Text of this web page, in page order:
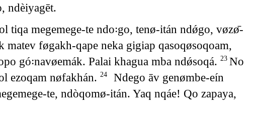
ndèiyagēt.
tiqa megemege-te ndo꞉go, tenø-itán ndǿgo, vøzø̄-
føgakh-qape neka gigiap qasoqøsoqoam,
gó꞉navøemák. Palai khagua mba ndǿsoqá. 23 No
ezoqam nøfakhán. 24
Ndego āv genømbe-eín
te, ndòqomø-itán. Yaq nqáe! Qo zapaya,